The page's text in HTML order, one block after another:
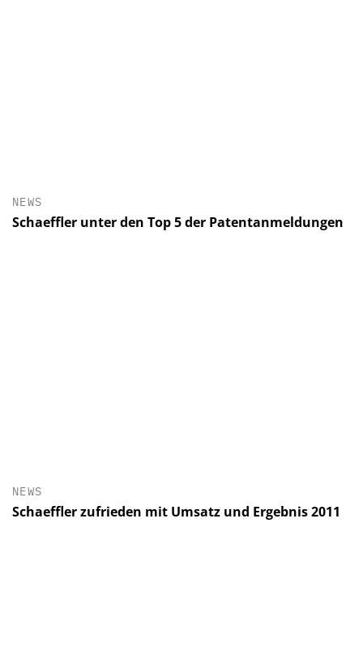
NEWS
Schaeffler unter den Top 5 der Patentanmeldungen
NEWS
Schaeffler zufrieden mit Umsatz und Ergebnis 2011